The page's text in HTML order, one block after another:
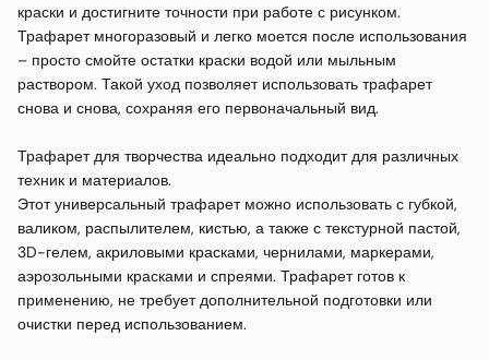
краски и достигните точности при работе с рисунком.
Трафарет многоразовый и легко моется после использования
– просто смойте остатки краски водой или мыльным
раствором. Такой уход позволяет использовать трафарет
снова и снова, сохраняя его первоначальный вид.
Трафарет для творчества идеально подходит для различных
техник и материалов.
Этот универсальный трафарет можно использовать с губкой,
валиком, распылителем, кистью, а также с текстурной пастой,
3D-гелем, акриловыми красками, чернилами, маркерами,
аэрозольными красками и спреями. Трафарет готов к
применению, не требует дополнительной подготовки или
очистки перед использованием.